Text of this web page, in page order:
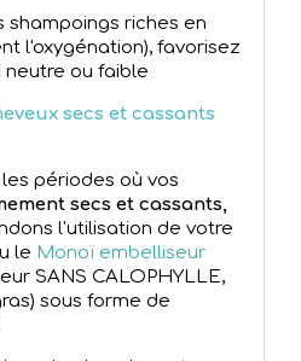
shampoings riches en
l'oxygénation), favorisez
neutre ou faible
secs et cassants
périodes où vos
secs et cassants,
l'utilisation de votre
le Monoï embelliseur
SANS CALOPHYLLE,
sous forme de